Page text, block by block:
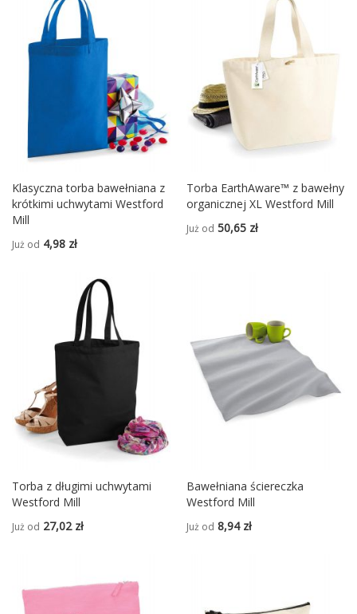
Klasyczna torba bawełniana z
krótkimi uchwytami Westford
Mill
Już od 4,98 zł
Torba EarthAware™ z bawełny
organicznej XL Westford Mill
Już od 50,65 zł
Torba z długimi uchwytami
Westford Mill
Już od 27,02 zł
Bawełniana ściereczka
Westford Mill
Już od 8,94 zł